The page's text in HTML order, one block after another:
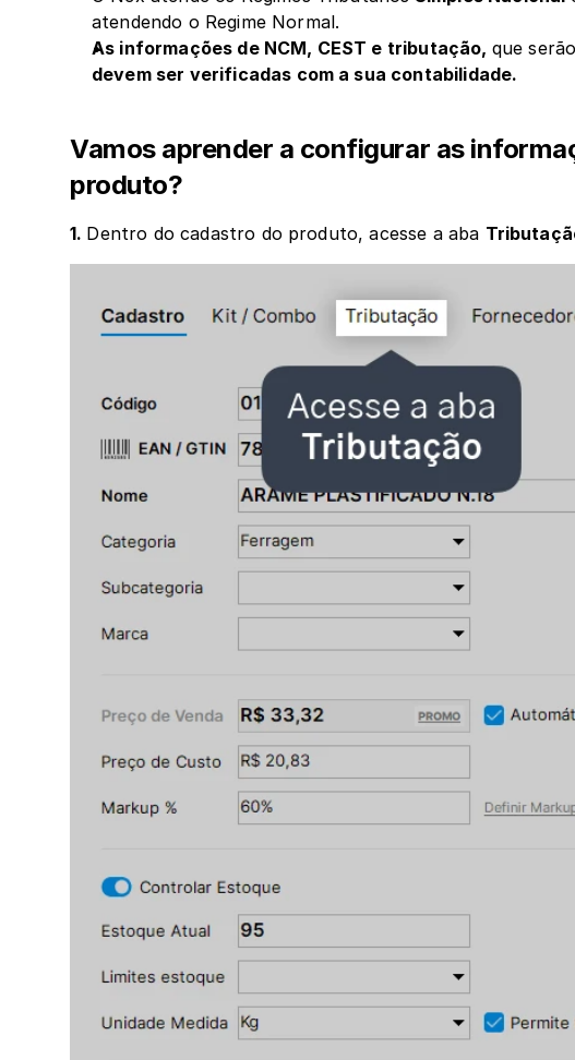
atendendo o Regime Normal.
As informações de NCM, CEST e tributação, que
devem ser verificadas com a sua contabilidade.
Vamos aprender a configurar as
produto?
1. Dentro do cadastro do produto, acesse a aba